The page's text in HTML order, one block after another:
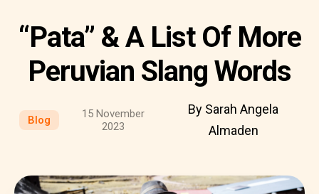
“Pata” & A List Of More
Peruvian Slang Words
Blog
15 November
2023
By Sarah Angela
Almaden